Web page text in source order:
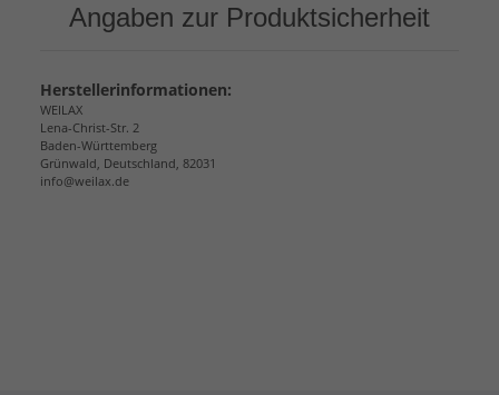
Angaben zur Produktsicherheit
Herstellerinformationen:
WEILAX
Lena-Christ-Str. 2
Baden-Württemberg
Grünwald, Deutschland, 82031
info@weilax.de